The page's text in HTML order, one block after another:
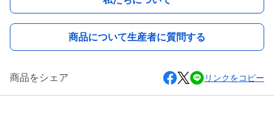
商品について生産者に質問する
商品をシェア リンクをコピー